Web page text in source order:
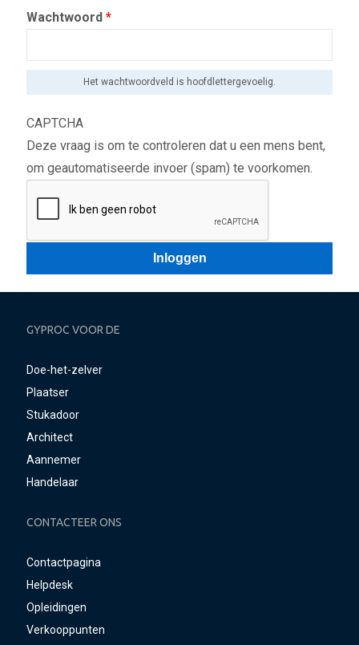
Wachtwoord *
Het wachtwoordveld is hoofdlettergevoelig.
CAPTCHA
Deze vraag is om te controleren dat u een mens bent,
om geautomatiseerde invoer (spam) te voorkomen.
GYPROC VOOR DE
Doe-het-zelver
Plaatser
Stukadoor
Architect
Aannemer
Handelaar
CONTACTEER ONS
Contactpagina
Helpdesk
Opleidingen
Verkooppunten